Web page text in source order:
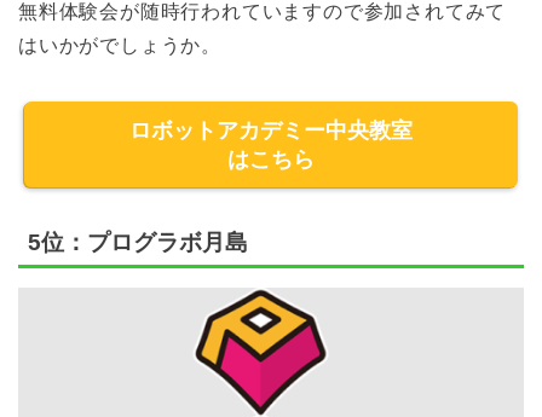
無料体験会が随時行われていますので参加されてみて
はいかがでしょうか。
ロボットアカデミー中央教室
はこちら
5位：プログラボ月島